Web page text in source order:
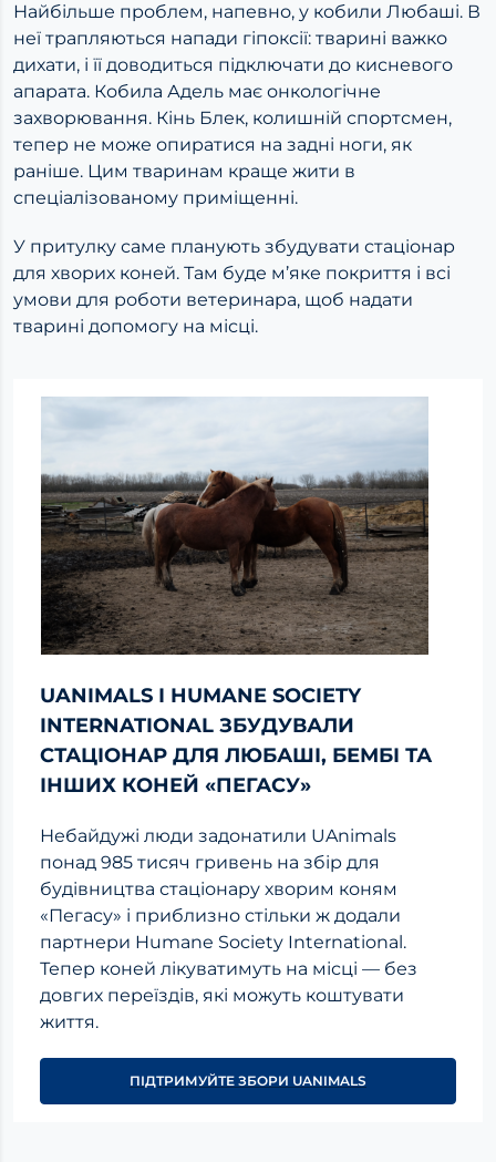
Найбільше проблем, напевно, у кобили Любаші. В
неї трапляються напади гіпоксії: тварині важко
дихати, і її доводиться підключати до кисневого
апарата. Кобила Адель має онкологічне
захворювання. Кінь Блек, колишній спортсмен,
тепер не може опиратися на задні ноги, як
раніше. Цим тваринам краще жити в
спеціалізованому приміщенні.
У притулку саме планують збудувати стаціонар
для хворих коней. Там буде м’яке покриття і всі
умови для роботи ветеринара, щоб надати
тварині допомогу на місці.
UANIMALS І HUMANE SOCIETY
INTERNATIONAL ЗБУДУВАЛИ
СТАЦІОНАР ДЛЯ ЛЮБАШІ, БЕМБІ ТА
ІНШИХ КОНЕЙ «ПЕГАСУ»
Небайдужі люди задонатили UAnimals
понад 985 тисяч гривень на збір для
будівництва стаціонару хворим коням
«Пегасу» і приблизно стільки ж додали
партнери Humane Society International.
Тепер коней лікуватимуть на місці — без
довгих переїздів, які можуть коштувати
життя.
ПІДТРИМУЙТЕ ЗБОРИ UANIMALS